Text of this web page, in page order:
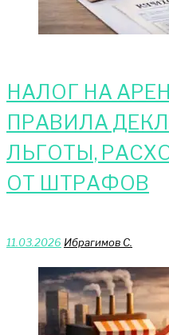
НАЛОГ НА
ПРАВИЛА
ЛЬГОТЫ,
ОТ ШТРАФОВ
11.03.2026 Ибрагимов С.